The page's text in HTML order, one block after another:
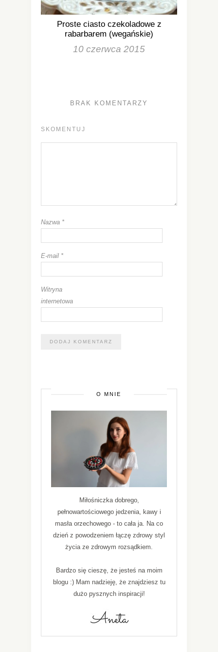
Proste ciasto czekoladowe z
rabarbarem (wegańskie)
10 czerwca 2015
BRAK KOMENTARZY
SKOMENTUJ
Nazwa *
E-mail *
Witryna
internetowa
O MNIE
Miłośniczka dobrego,
pełnowartościowego jedzenia, kawy i
masła orzechowego - to cała ja. Na co
dzień z powodzeniem łączę zdrowy styl
życia ze zdrowym rozsądkiem.
Bardzo się cieszę, że jesteś na moim
blogu :) Mam nadzieję, że znajdziesz tu
dużo pysznych inspiracji!